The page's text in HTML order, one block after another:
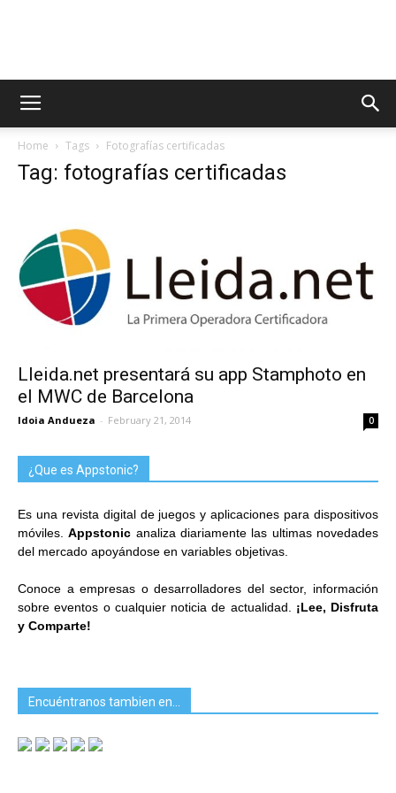
AppsTonic
Home Tags Fotografías certificadas
Tag: fotografías certificadas
Lleida.net presentará su app Stamphoto en
el MWC de Barcelona
Idoia Andueza - February 21, 2014 0
¿Que es Appstonic?
Es una revista digital de juegos y aplicaciones para dispositivos
móviles.Appstonic analiza diariamente las ultimas novedades
del mercado apoyándose en variables objetivas.
Conoce a empresas o desarrolladores del sector, información
sobre eventos o cualquier noticia de actualidad. ¡Lee, Disfruta
y Comparte!
Encuéntranos tambien en…